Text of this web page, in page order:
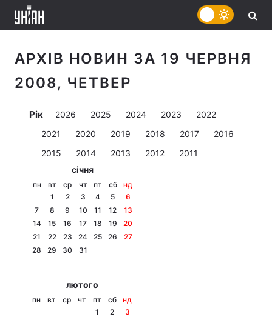
АРХІВ НОВИН ЗА 19 ЧЕРВНЯ
2008, ЧЕТВЕР
Рік 2026 2025 2024 2023
2022
2021
2020 2019 2018 2017
2016
2015
2014 2013 2012
2011
січня
пн вт ср чт пт сб
нд
1
2 3 4 5
6
7
8 9 10 11 12
13
14
15 16 17 18 19
20
21
22 23 24 25 26
27
28
29 30 31
лютого
пн вт ср чт пт сб
нд
1
2
3